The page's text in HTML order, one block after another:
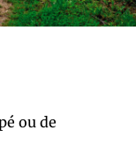
ou de